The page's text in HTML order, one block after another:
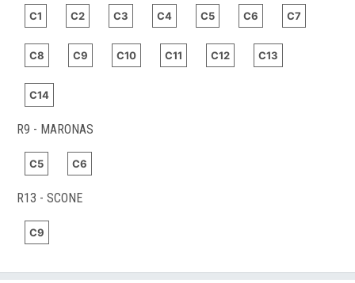
C1 C2 C3 C4 C5 C6 C7
C8 C9 C10 C11 C12 C13
C14
R9 - MARONAS
C5 C6
R13 - SCONE
C9